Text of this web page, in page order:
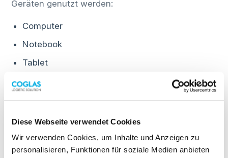
Diese Webseite verwendet Cookies
Wir verwenden Cookies, um Inhalte und Anzeigen zu
personalisieren, Funktionen für soziale Medien anbieten
Geräten genutzt werden:
Computer
Notebook
Tablet
Smartphone
benötigen lediglich einen Internetzugang und
einen Browser.